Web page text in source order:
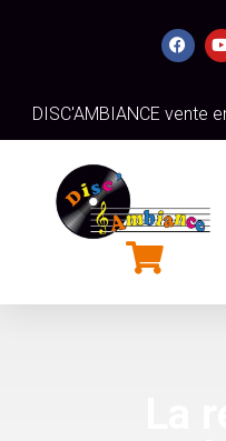
DISC'AMBIANCE vente